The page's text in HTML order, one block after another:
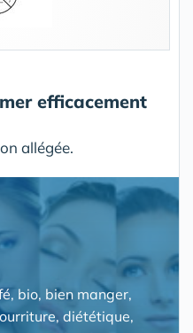
efficacement
allégée.
bio, bien manger,
diététique,